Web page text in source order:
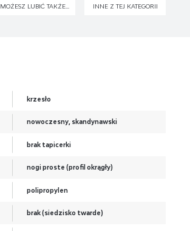
MOŻESZ LUBIĆ TAKŻE... INNE Z TEJ KATEGORII
krzesło
nowoczesny, skandynawski
brak tapicerki
nogi proste (profil okrągły)
polipropylen
brak (siedzisko twarde)